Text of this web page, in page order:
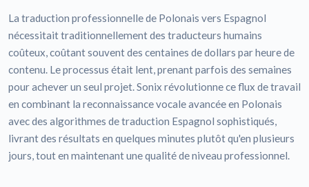
La traduction professionnelle de Polonais vers Espagnol
nécessitait traditionnellement des traducteurs humains
coûteux, coûtant souvent des centaines de dollars par heure de
contenu. Le processus était lent, prenant parfois des semaines
pour achever un seul projet. Sonix révolutionne ce flux de travail
en combinant la reconnaissance vocale avancée en Polonais
avec des algorithmes de traduction Espagnol sophistiqués,
livrant des résultats en quelques minutes plutôt qu'en plusieurs
jours, tout en maintenant une qualité de niveau professionnel.